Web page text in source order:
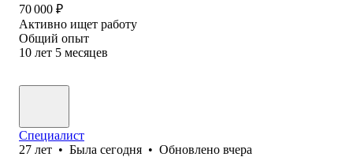
70 000 ₽
Активно ищет работу
Общий опыт
10 лет 5 месяцев
Специалист
27 лет • Была сегодня • Обновлено вчера